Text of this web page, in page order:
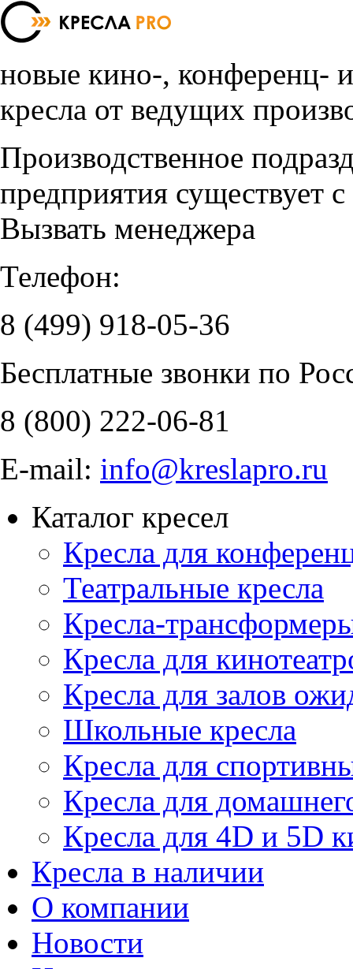
новые кино-, конференц-
кресла от ведущих
Производственное
предприятия существует
Вызвать менеджера
Телефон:
8 (499) 918-05-36
Бесплатные звонки по
8 (800) 222-06-81
E-mail: info@kreslapro.ru
Каталог кресел
Кресла для
Театральные кресла
Кресла-
Кресла для
Кресла для залов
Школьные кресла
Кресла для
Кресла для
Кресла для 4D и 5D
Кресла в наличии
О компании
Новости